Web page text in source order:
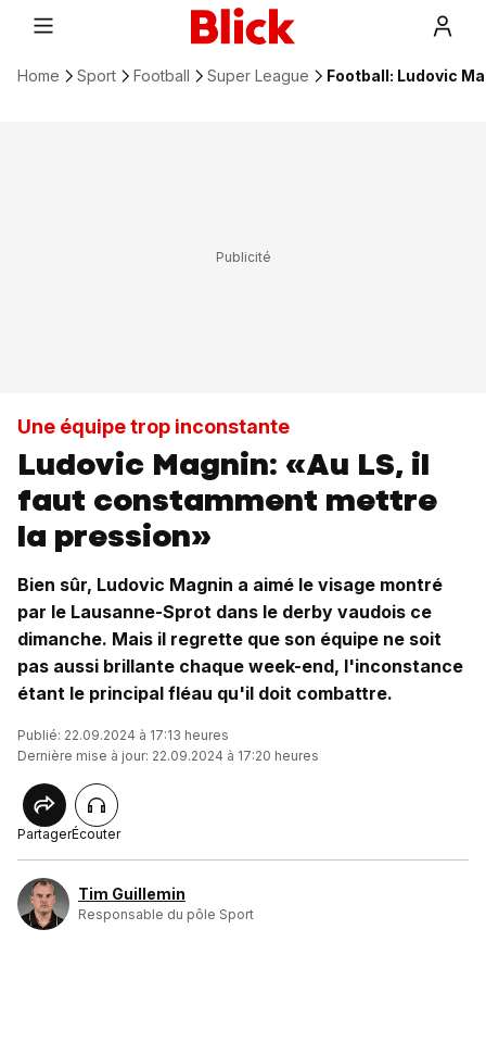
Home Sport Football Super League Football: Ludovic
Une équipe trop inconstante
Ludovic Magnin: «Au LS, il
faut constamment mettre
la pression»
Bien sûr, Ludovic Magnin a aimé le visage montré
par le Lausanne-Sprot dans le derby vaudois ce
dimanche. Mais il regrette que son équipe ne soit
pas aussi brillante chaque week-end, l'inconstance
étant le principal fléau qu'il doit combattre.
Publié: 22.09.2024 à 17:13 heures
Dernière mise à jour: 22.09.2024 à 17:20 heures
PartagerÉcouter
Tim Guillemin
Responsable du pôle Sport